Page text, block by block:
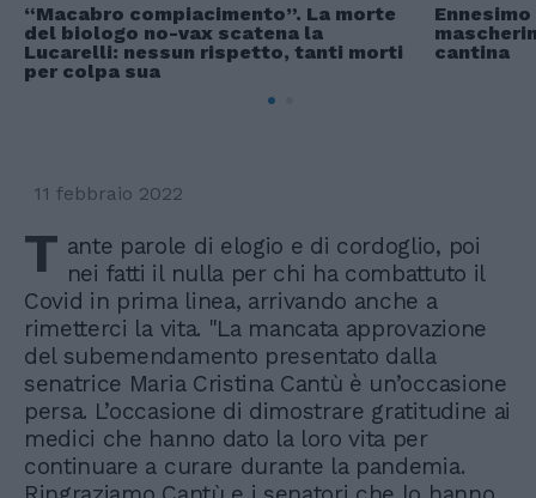
“Macabro compiacimento”. La morte
del biologo no-vax scatena la
Lucarelli: nessun rispetto, tanti morti
per colpa sua
cantina
11 febbraio 2022
T ante parole di elogio e di cordoglio, poi
nei fatti il nulla per chi ha combattuto il
Covid in prima linea, arrivando anche a
rimetterci la vita. "La mancata approvazione
del subemendamento presentato dalla
senatrice Maria Cristina Cantù è un’occasione
persa. L’occasione di dimostrare gratitudine ai
medici che hanno dato la loro vita per
continuare a curare durante la pandemia.